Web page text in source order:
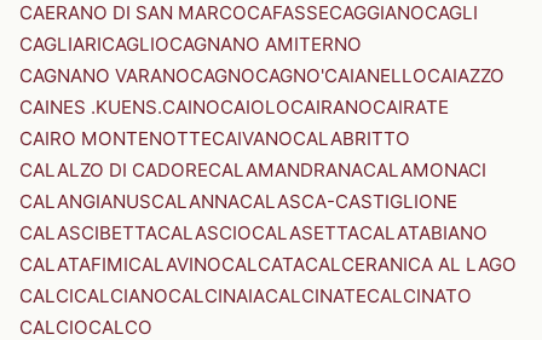
CAERANO DI SAN MARCOCAFASSECAGGIANOCAGLI
CAGLIARICAGLIOCAGNANO AMITERNO
CAGNANO VARANOCAGNOCAGNO'CAIANELLOCAIAZZO
CAINES .KUENS.CAINOCAIOLOCAIRANOCAIRATE
CAIRO MONTENOTTECAIVANOCALABRITTO
CALALZO DI CADORECALAMANDRANACALAMONACI
CALANGIANUSCALANNACALASCA-CASTIGLIONE
CALASCIBETTACALASCIOCALASETTACALATABIANO
CALATAFIMICALAVINOCALCATACALCERANICA AL LAGO
CALCICALCIANOCALCINAIACALCINATECALCINATO
CALCIOCALCO